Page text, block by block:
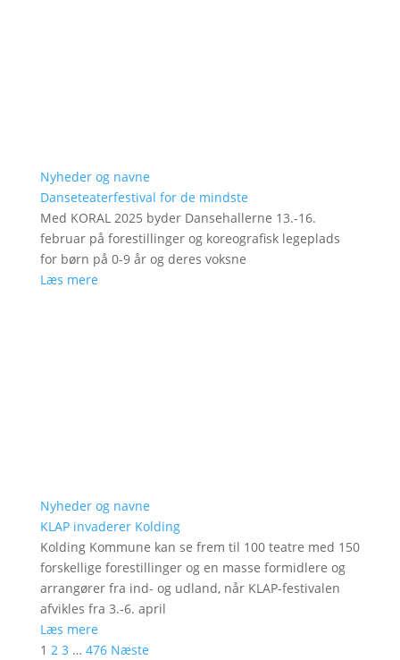
Nyheder og navne
Danseteaterfestival for de mindste
Med KORAL 2025 byder Dansehallerne 13.-16.
februar på forestillinger og koreografisk legeplads
for børn på 0-9 år og deres voksne
Læs mere
Nyheder og navne
KLAP invaderer Kolding
Kolding Kommune kan se frem til 100 teatre med 150
forskellige forestillinger og en masse formidlere og
arrangører fra ind- og udland, når KLAP-festivalen
afvikles fra 3.-6. april
Læs mere
1 2 3 … 476 Næste